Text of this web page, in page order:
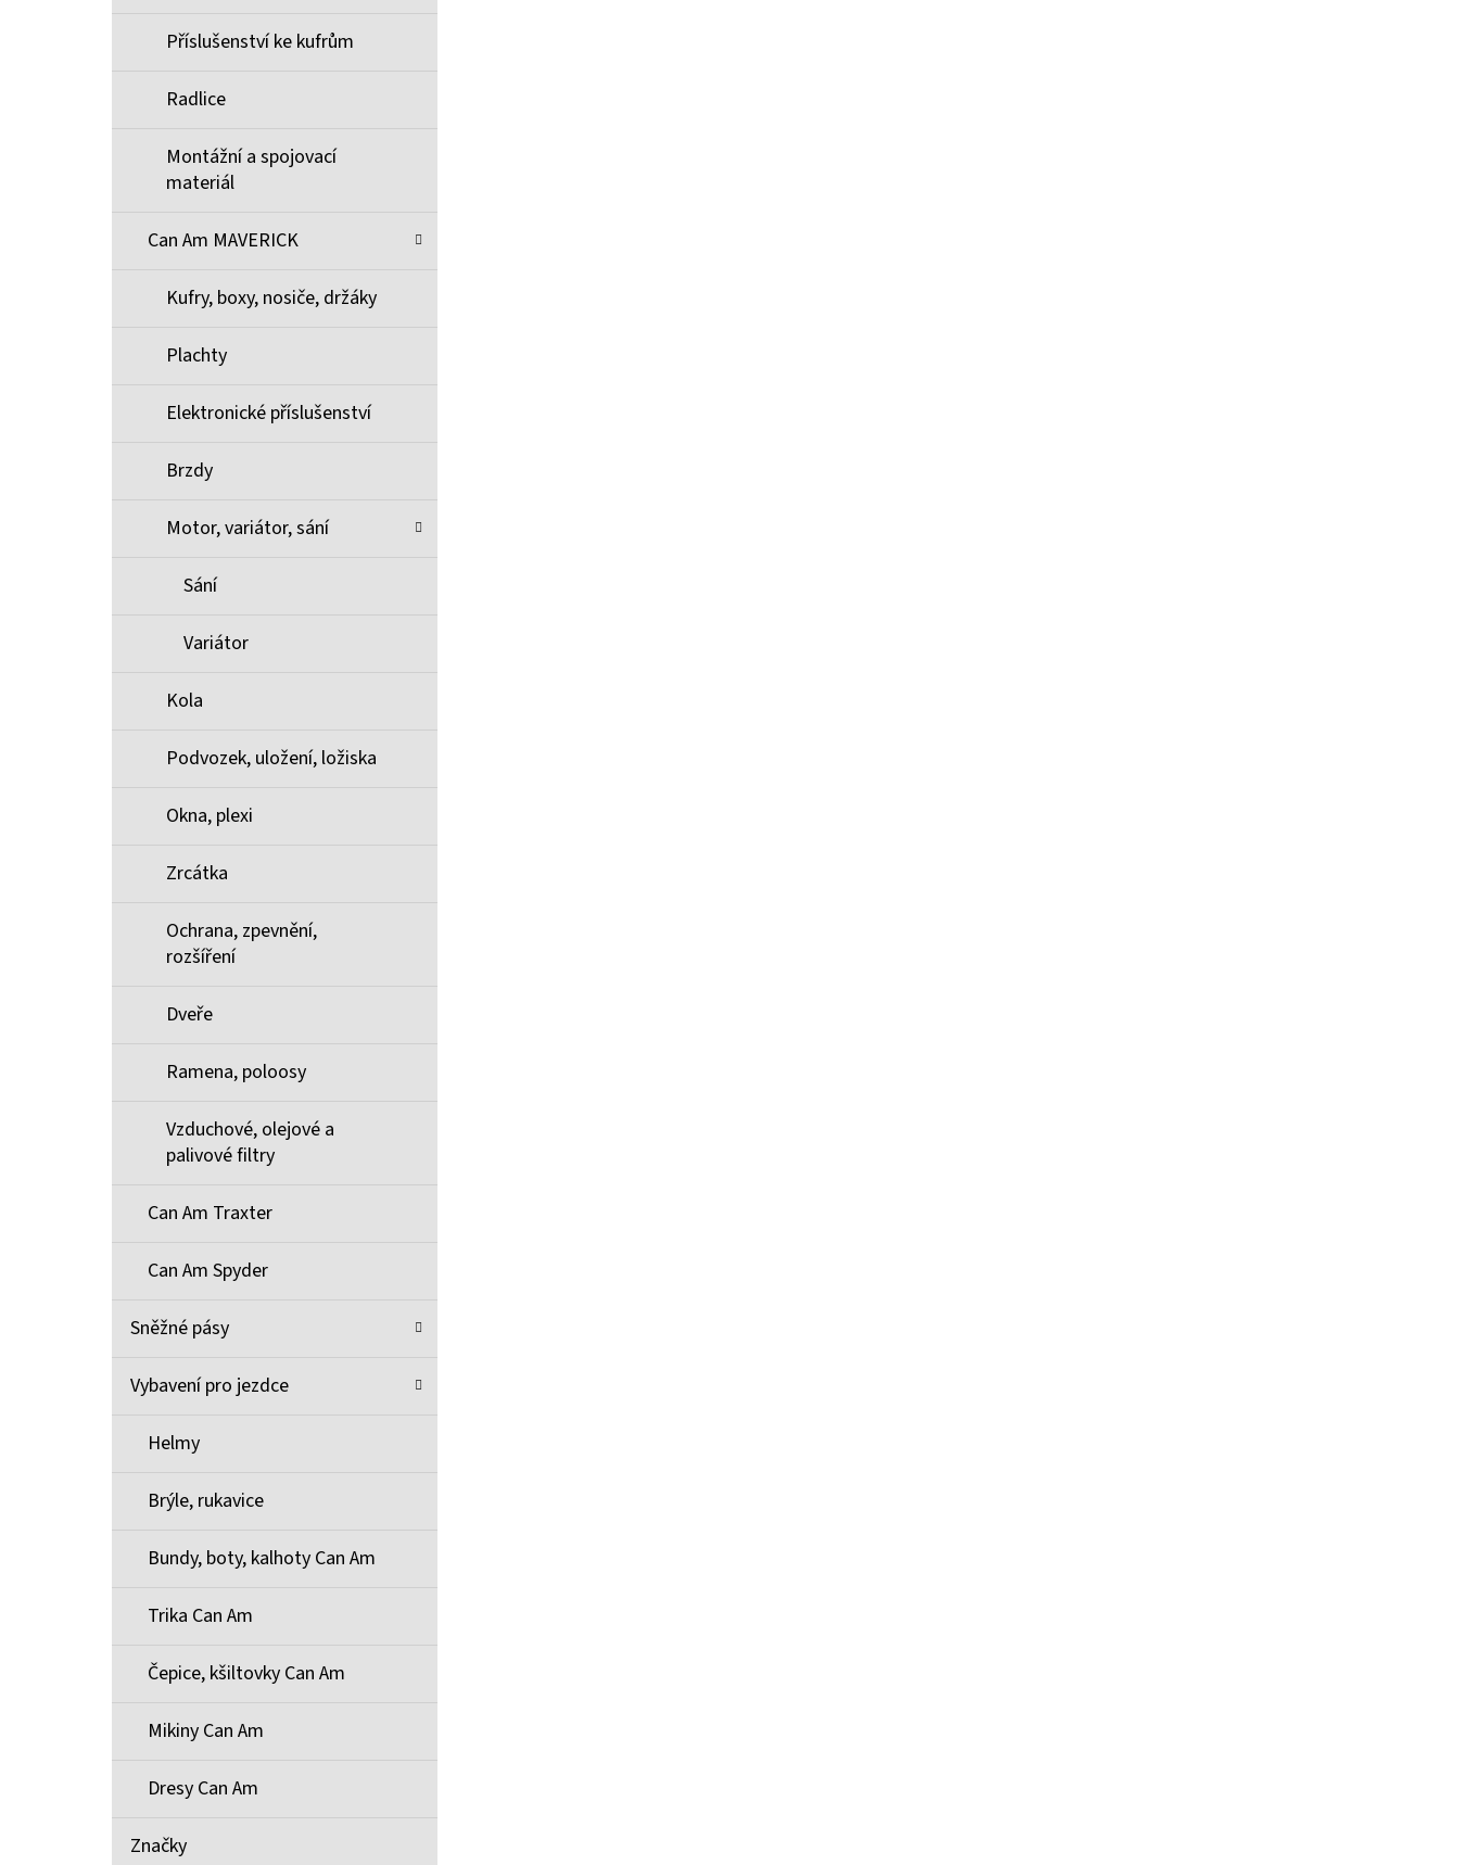
Příslušenství ke kufrům
Radlice
Montážní a spojovací
materiál
Can Am MAVERICK
Kufry, boxy, nosiče, držáky
Plachty
Elektronické příslušenství
Brzdy
Motor, variátor, sání
Sání
Variátor
Kola
Podvozek, uložení, ložiska
Okna, plexi
Zrcátka
Ochrana, zpevnění,
rozšíření
Dveře
Ramena, poloosy
Vzduchové, olejové a
palivové filtry
Can Am Traxter
Can Am Spyder
Sněžné pásy
Vybavení pro jezdce
Helmy
Brýle, rukavice
Bundy, boty, kalhoty Can Am
Trika Can Am
Čepice, kšiltovky Can Am
Mikiny Can Am
Dresy Can Am
Značky